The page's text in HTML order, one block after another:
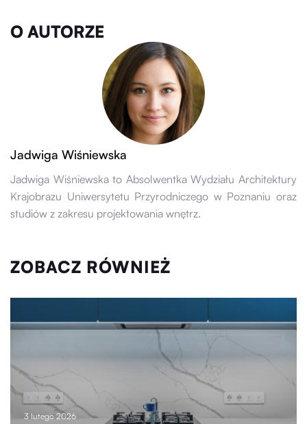
O AUTORZE
Jadwiga Wiśniewska
Jadwiga Wiśniewska to Absolwentka Wydziału Architektury
Krajobrazu Uniwersytetu Przyrodniczego w Poznaniu oraz
studiów z zakresu projektowania wnętrz.
ZOBACZ RÓWNIEŻ
3 lutego 2026